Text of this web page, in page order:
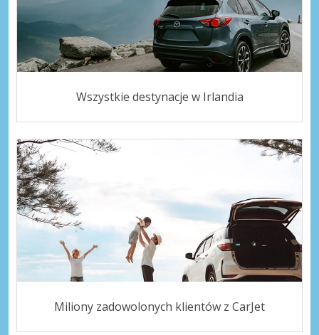
Wszystkie destynacje w Irlandia
Miliony zadowolonych klientów z CarJet